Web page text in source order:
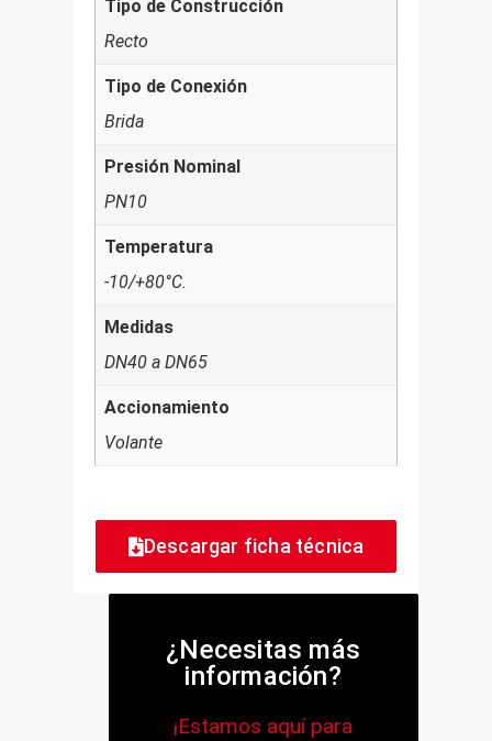
Tipo de Construcción
Recto
Tipo de Conexión
Brida
Presión Nominal
PN10
Temperatura
-10/+80°C.
Medidas
DN40 a DN65
Accionamiento
Volante
Descargar ficha técnica
¿Necesitas más
información?
¡Estamos aquí para